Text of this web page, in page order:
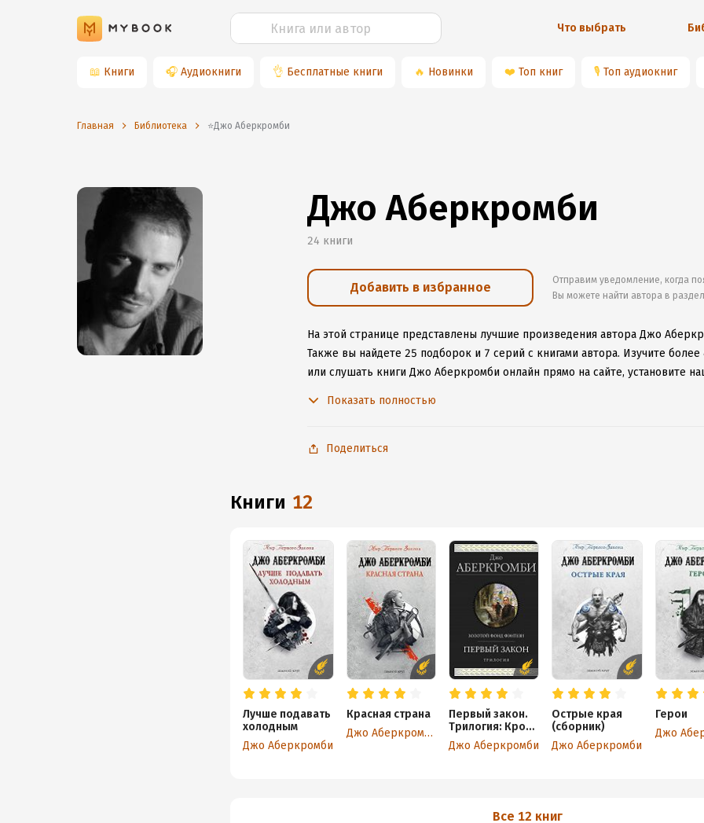
Что выбрать
📖 Книги 🎧 Аудиокниги 👌 Бесплатные книги 🔥 Новинки ❤️ Топ книг 🎙 Топ аудиокниг
Главная Библиотека ⭐️Джо Аберкромби
Джо Аберкромби
24 книги
Добавить в избранное
Отправим уведомление, когда
Вы можете найти автора в
На этой странице представлены лучшие произведения автора Джо
Также вы найдете 25 подборок и 7 серий с книгами автора. Изучите более
или слушать книги Джо Аберкромби онлайн прямо на сайте, установите
Показать полностью
Поделиться
книги 12
Лучше подавать
холодным
Джо Аберкромби
Красная страна
Джо Аберкромби
Первый закон.
Трилогия: Кровь
и железо.
Прежде чем их
Джо Аберкромби
Острые края
(сборник)
Джо Аберкромби
Герои
Джо
Все 12 книг